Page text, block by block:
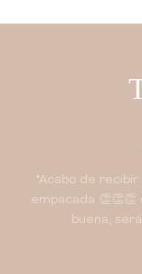
"Me encanta
comodidad y
conseguido al
aromas en
empacada
buena,
"Wowwwwww!!!